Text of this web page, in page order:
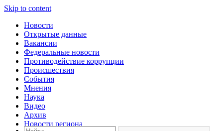
Skip to content
Новости
Открытые данные
Вакансии
Федеральные новости
Противодействие коррупции
Происшествия
События
Мнения
Наука
Видео
Архив
Новости региона